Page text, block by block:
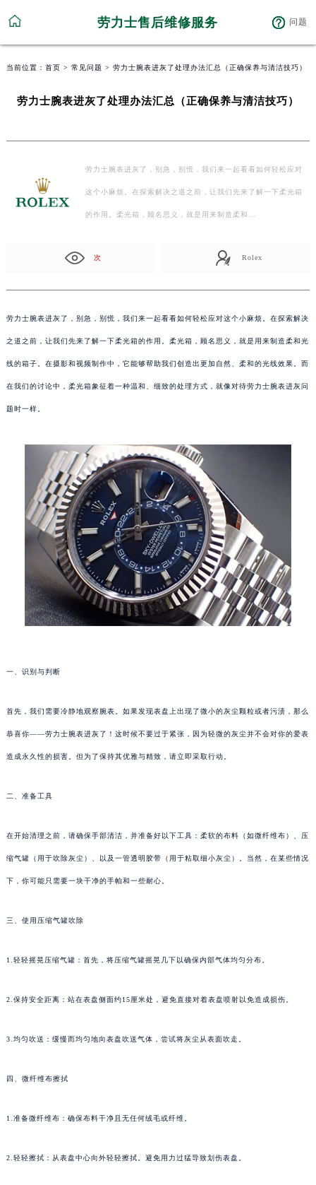
劳力士售后维修服务 问题
当前位置： 首页 > 常见问题 > 劳力士腕表进灰了处理办法汇总（正确保养与清洁技巧）
劳力士腕表进灰了处理办法汇总（正确保养与清洁技巧）
劳力士腕表进灰了，别急，别慌，我们来一起看看如何轻松应对
这个小麻烦。在探索解决之道之前，让我们先来了解一下柔光箱
的作用。柔光箱，顾名思义，就是用来制造柔和…
次 Rolex
劳力士腕表进灰了，别急，别慌，我们来一起看看如何轻松应对这个小麻烦。在探索解决
之道之前，让我们先来了解一下柔光箱的作用。柔光箱，顾名思义，就是用来制造柔和光
线的箱子。在摄影和视频制作中，它能够帮助我们创造出更加自然、柔和的光线效果。而
在我们的讨论中，柔光箱象征着一种温和、细致的处理方式，就像对待劳力士腕表进灰问
题时一样。
一、识别与判断
首先，我们需要冷静地观察腕表。如果发现表盘上出现了微小的灰尘颗粒或者污渍，那么
恭喜你——劳力士腕表进灰了！这时候不要过于紧张，因为轻微的灰尘并不会对你的爱表
造成永久性的损害。但为了保持其优雅与精致，请立即采取行动。
二、准备工具
在开始清理之前，请确保手部清洁，并准备好以下工具：柔软的布料（如微纤维布）、压
缩气罐（用于吹除灰尘）、以及一管透明胶带（用于粘取细小灰尘）。当然，在某些情况
下，你可能只需要一块干净的手帕和一些耐心。
三、使用压缩气罐吹除
1.轻轻摇晃压缩气罐：首先，将压缩气罐摇晃几下以确保内部气体均匀分布。
2.保持安全距离：站在表盘侧面约15厘米处，避免直接对着表盘喷射以免造成损伤。
3.均匀吹送：缓慢而均匀地向表盘吹送气体，尝试将灰尘从表面吹走。
四、微纤维布擦拭
1.准备微纤维布：确保布料干净且无任何绒毛或纤维。
2.轻轻擦拭：从表盘中心向外轻轻擦拭。避免用力过猛导致划伤表盘。